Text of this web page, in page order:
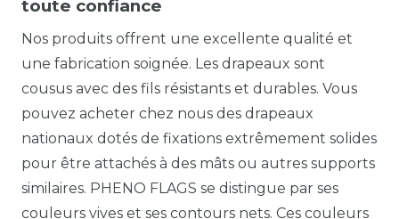
toute confiance
Nos produits offrent une excellente qualité et
une fabrication soignée. Les drapeaux sont
cousus avec des fils résistants et durables. Vous
pouvez acheter chez nous des drapeaux
nationaux dotés de fixations extrêmement solides
pour être attachés à des mâts ou autres supports
similaires. PHENO FLAGS se distingue par ses
couleurs vives et ses contours nets. Ces couleurs